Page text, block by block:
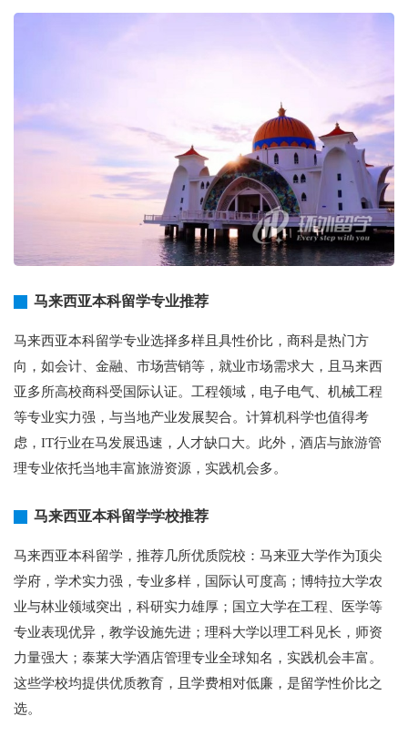
马来西亚本科留学专业推荐
马来西亚本科留学专业选择多样且具性价比，商科是热门方
向，如会计、金融、市场营销等，就业市场需求大，且马来西
亚多所高校商科受国际认证。工程领域，电子电气、机械工程
等专业实力强，与当地产业发展契合。计算机科学也值得考
虑，IT行业在马发展迅速，人才缺口大。此外，酒店与旅游管
理专业依托当地丰富旅游资源，实践机会多。
马来西亚本科留学学校推荐
马来西亚本科留学，推荐几所优质院校：马来亚大学作为顶尖
学府，学术实力强，专业多样，国际认可度高；博特拉大学农
业与林业领域突出，科研实力雄厚；国立大学在工程、医学等
专业表现优异，教学设施先进；理科大学以理工科见长，师资
力量强大；泰莱大学酒店管理专业全球知名，实践机会丰富。
这些学校均提供优质教育，且学费相对低廉，是留学性价比之
选。